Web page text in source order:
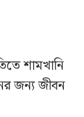
শামখানি
জন্য জীবন